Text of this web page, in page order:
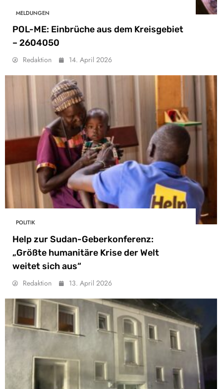
MELDUNGEN
POL-ME: Einbrüche aus dem Kreisgebiet
– 2604050
Redaktion 14. April 2026
POLITIK
Help zur Sudan-Geberkonferenz:
„Größte humanitäre Krise der Welt
weitet sich aus“
Redaktion 13. April 2026